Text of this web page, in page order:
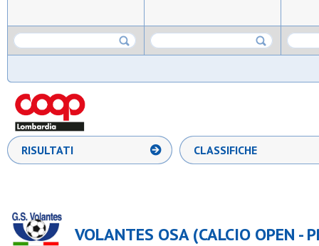
RISULTATI CLASSIFICHE
VOLANTES OSA (CALCIO OPEN -